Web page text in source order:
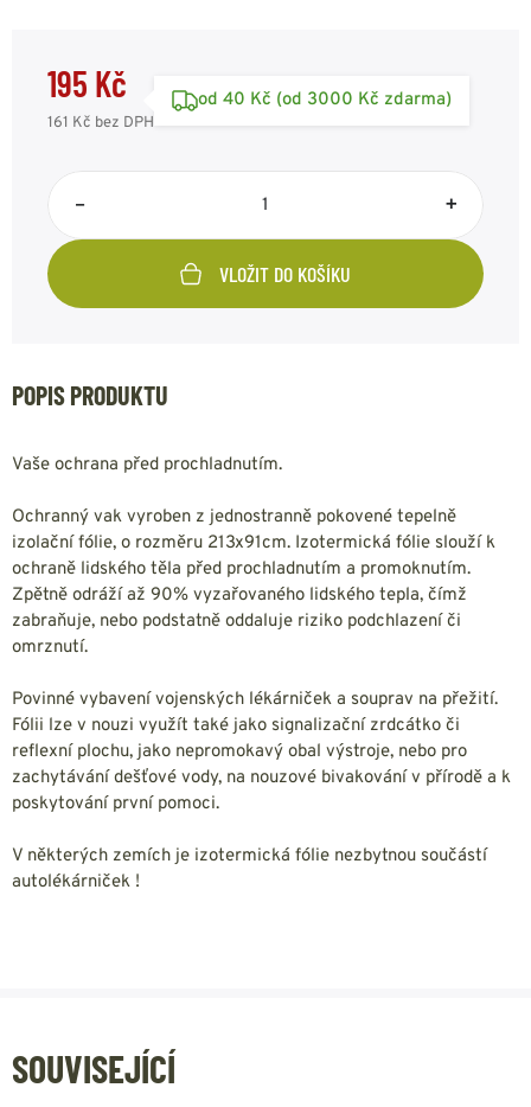
195 Kč
161 Kč bez DPH
od 40 Kč (od 3000 Kč zdarma)
– +
VLOŽIT DO KOŠÍKU
POPIS PRODUKTU
Vaše ochrana před prochladnutím.
Ochranný vak vyroben z jednostranně pokovené tepelně
izolační fólie, o rozměru 213x91cm. Izotermická fólie slouží k
ochraně lidského těla před prochladnutím a promoknutím.
Zpětně odráží až 90% vyzařovaného lidského tepla, čímž
zabraňuje, nebo podstatně oddaluje riziko podchlazení či
omrznutí.
Povinné vybavení vojenských lékárniček a souprav na přežití.
Fólii lze v nouzi využít také jako signalizační zrdcátko či
reflexní plochu, jako nepromokavý obal výstroje, nebo pro
zachytávání dešťové vody, na nouzové bivakování v přírodě a k
poskytování první pomoci.
V některých zemích je izotermická fólie nezbytnou součástí
autolékárniček !
SOUVISEJÍCÍ